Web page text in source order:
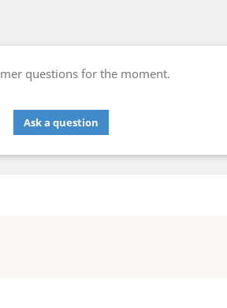
questions for the moment.
Ask a question